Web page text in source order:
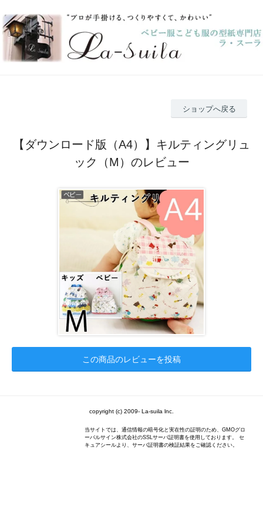
ショップへ戻る
【ダウンロード版（A4）】キルティングリュ
ック（M）のレビュー
この商品のレビューを投稿
copyright (c) 2009- La-suila lnc.
当サイトでは、通信情報の暗号化と実在性の証明のため、GMOグロ
ーバルサイン株式会社のSSLサーバ証明書を使用しております。 セ
キュアシールより、サーバ証明書の検証結果をご確認ください。